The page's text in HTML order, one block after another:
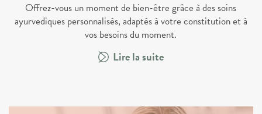
Offrez-vous un moment de bien-être grâce à des soins
ayurvediques personnalisés, adaptés à votre constitution et à
vos besoins du moment.
Lire la suite